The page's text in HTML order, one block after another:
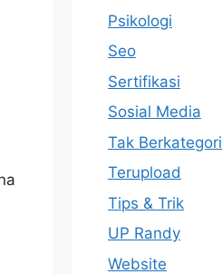
Psikologi
Seo
Sertifikasi
Sosial Media
Tak Berkategori
Terupload
Tips & Trik
UP Randy
Website